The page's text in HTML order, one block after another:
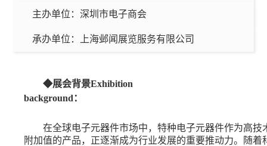
主办单位： 深圳市电子商会
承办单位： 上海邺闻展览服务有限公司
◆展会背景Exhibition
background：
在全球电子元器件市场中，特种电子元器件作为高技
附加值的产品，正逐渐成为行业发展的重要推动力。随着